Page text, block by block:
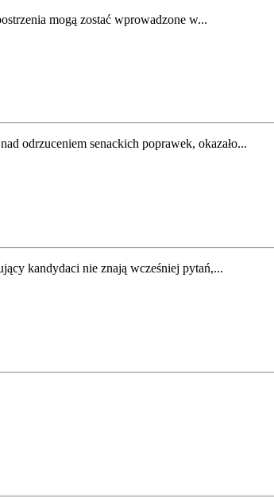
mogą zostać wprowadzone w...
odrzuceniem senackich poprawek, okazało...
kandydaci nie znają wcześniej pytań,...